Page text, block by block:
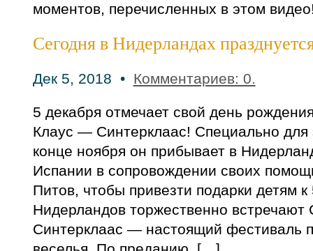
моментов, перечисленных в этом
Сегодня в Нидерландах
Дек 5, 2018 • Комментариев: 0.
5 декабря отмечает свой день
Клаус — Синтерклаас! Специально для
конце ноября он прибывает в
Испании в сопровождении своих
Питов, чтобы привезти подарки детям
Нидерландов торжественно встречают
Синтерклаас — настоящий фестиваль